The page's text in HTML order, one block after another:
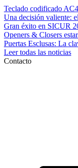
Teclado codificado
Una decisión valiente:
Gran éxito en SICUR
Openers & Closers
Puertas Esclusas: La
Leer todas las noticias
Contacto